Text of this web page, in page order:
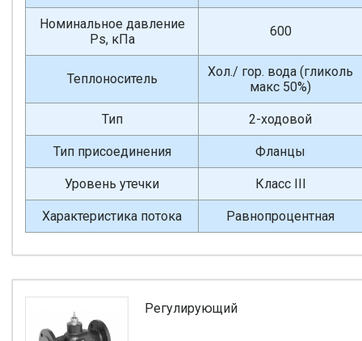
Номинальное давление
Ps, кПа
600
Теплоноситель
Хол./ гор. вода (гликоль
макс 50%)
Тип 2-ходовой
Тип присоединения Фланцы
Уровень утечки Класс III
Характеристика потока Равнопроцентная
Регулирующий